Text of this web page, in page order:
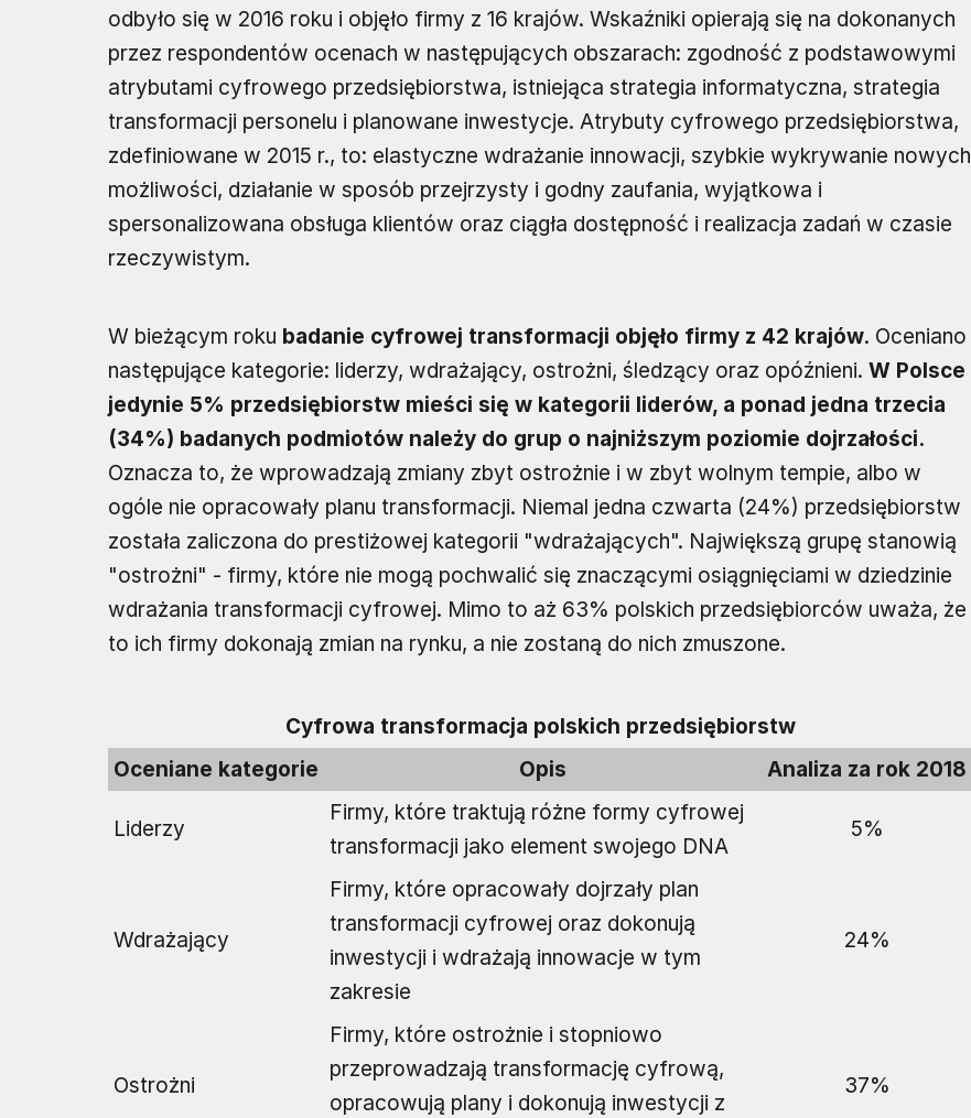
odbyło się w 2016 roku i objęło firmy z 16 krajów. Wskaźniki opierają się na dokonanych
przez respondentów ocenach w następujących obszarach: zgodność z podstawowymi
atrybutami cyfrowego przedsiębiorstwa, istniejąca strategia informatyczna, strategia
transformacji personelu i planowane inwestycje. Atrybuty cyfrowego przedsiębiorstwa,
zdefiniowane w 2015 r., to: elastyczne wdrażanie innowacji, szybkie wykrywanie nowych
możliwości, działanie w sposób przejrzysty i godny zaufania, wyjątkowa i
spersonalizowana obsługa klientów oraz ciągła dostępność i realizacja zadań w czasie
rzeczywistym.
W bieżącym roku badanie cyfrowej transformacji objęło firmy z 42 krajów. Oceniano
następujące kategorie: liderzy, wdrażający, ostrożni, śledzący oraz opóźnieni. W Polsce
jedynie 5% przedsiębiorstw mieści się w kategorii liderów, a ponad jedna trzecia
(34%) badanych podmiotów należy do grup o najniższym poziomie dojrzałości.
Oznacza to, że wprowadzają zmiany zbyt ostrożnie i w zbyt wolnym tempie, albo w
ogóle nie opracowały planu transformacji. Niemal jedna czwarta (24%) przedsiębiorstw
została zaliczona do prestiżowej kategorii "wdrażających". Największą grupę stanowią
"ostrożni" - firmy, które nie mogą pochwalić się znaczącymi osiągnięciami w dziedzinie
wdrażania transformacji cyfrowej. Mimo to aż 63% polskich przedsiębiorców uważa, że
to ich firmy dokonają zmian na rynku, a nie zostaną do nich zmuszone.
Cyfrowa transformacja polskich przedsiębiorstw
Oceniane kategorie
Opis Analiza za rok 2018
Liderzy
Firmy, które traktują różne formy cyfrowej
transformacji jako element swojego DNA
5%
Wdrażający
Firmy, które opracowały dojrzały plan
transformacji cyfrowej oraz dokonują
inwestycji i wdrażają innowacje w tym
zakresie
24%
Ostrożni
Firmy, które ostrożnie i stopniowo
przeprowadzają transformację cyfrową,
opracowują plany i dokonują inwestycji z
37%